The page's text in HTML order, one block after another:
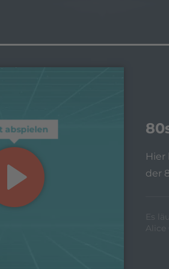
abspielen
Hier
der
Es
Alice